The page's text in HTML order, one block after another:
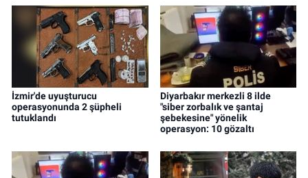
İzmir'de uyuşturucu
operasyonunda 2 şüpheli
tutuklandı
Diyarbakır merkezli 8 ilde
"siber zorbalık ve şantaj
şebekesine" yönelik
operasyon: 10 gözaltı